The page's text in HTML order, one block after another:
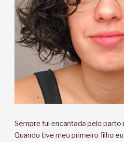
Sempre fui encantada pelo parto
Quando tive meu primeiro filho